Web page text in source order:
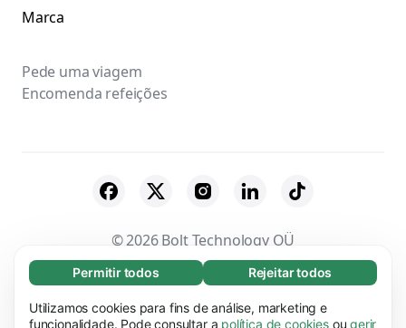
Essenciais (65)
Os cookies essenciais facilitam a navegação no
site através da ativação de funções básicas,
Saber mais
Permitir todos Rejeitar todos
Utilizamos cookies para fins de análise, marketing e
funcionalidade. Pode consultar a política de cookiesougerir
Marca
Pede uma viagem
Encomenda refeições
© 2026 Bolt Technology OÜ
Fornecedores
Termos & Condições
Privacidade
Cookies Segurança